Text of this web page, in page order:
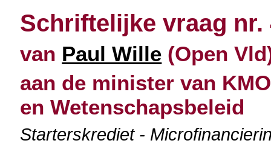
Schriftelijke vraag nr.
van Paul Wille (Open
aan de minister van
en Wetenschapsbeleid
Starterskrediet -